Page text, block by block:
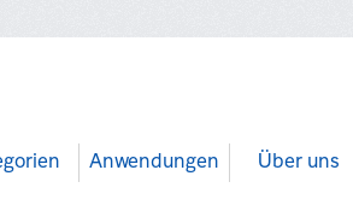
Anwendungen Über uns